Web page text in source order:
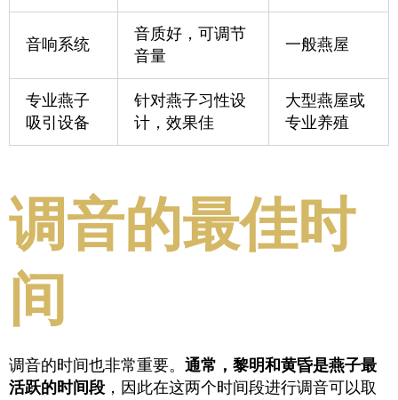
音响系统
音质好，可调节
音量
一般燕屋
专业燕子
吸引设备
针对燕子习性设
计，效果佳
大型燕屋或
专业养殖
调音的最佳时
间
调音的时间也非常重要。 通常，黎明和黄昏是燕子最
活跃的时间段 ，因此在这两个时间段进行调音可以取